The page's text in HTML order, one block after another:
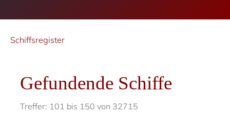
Schiffsregister
Gefundende Schiffe
Treffer: 101 bis 150 von 32715